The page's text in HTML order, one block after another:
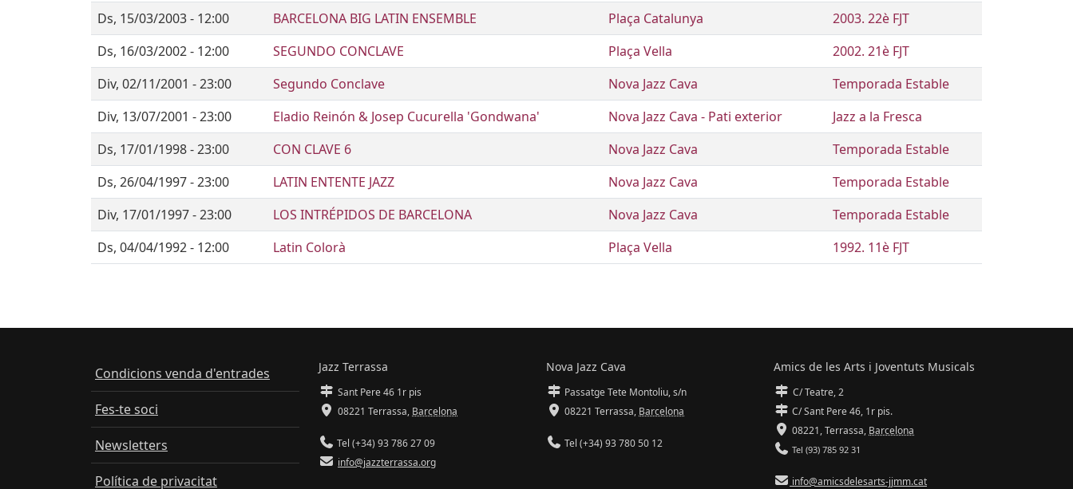
Ds, 15/03/2003 - 12:00
BARCELONA BIG LATIN ENSEMBLE Plaça Catalunya
2003. 22è FJT
Ds, 16/03/2002 - 12:00
SEGUNDO CONCLAVE Plaça Vella
2002. 21è FJT
Div, 02/11/2001 - 23:00
Segundo Conclave Nova Jazz Cava
Temporada Estable
Div, 13/07/2001 - 23:00
Eladio Reinón & Josep Cucurella 'Gondwana' Nova Jazz Cava - Pati exterior
Jazz a la Fresca
Ds, 17/01/1998 - 23:00
CON CLAVE 6 Nova Jazz Cava
Temporada Estable
Ds, 26/04/1997 - 23:00
LATIN ENTENTE JAZZ Nova Jazz Cava
Temporada Estable
Div, 17/01/1997 - 23:00
LOS INTRÉPIDOS DE BARCELONA Nova Jazz Cava
Temporada Estable
Ds, 04/04/1992 - 12:00
Latin Colorà Plaça Vella 1992. 11è FJT
Condicions venda d'entrades
Fes-te soci
Newsletters
Política de privacitat
Jazz Terrassa
Sant Pere 46 1r pis
08221 Terrassa, Barcelona
Tel (+34) 93 786 27 09
info@jazzterrassa.org
Nova Jazz Cava
Passatge Tete Montoliu, s/n
08221 Terrassa, Barcelona
Tel (+34) 93 780 50 12
Amics de les Arts i Joventuts Musicals
C/ Teatre, 2
C/ Sant Pere 46, 1r pis.
08221,Terrassa, Barcelona
Tel (93) 785 92 31
info@amicsdelesarts-jjmm.cat